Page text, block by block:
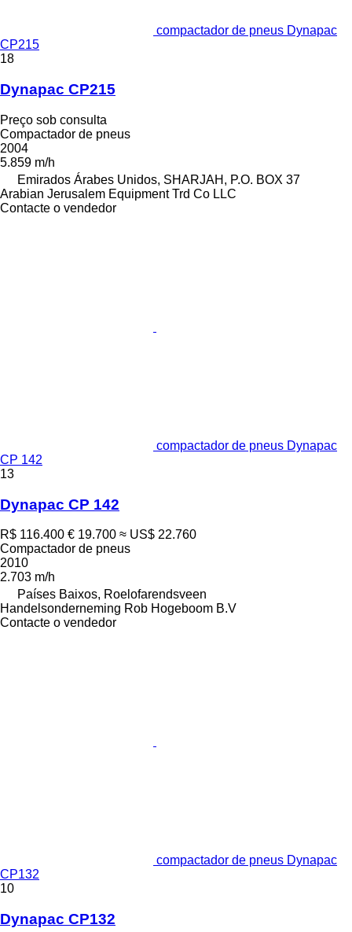
compactador de pneus Dynapac
CP215
18
Dynapac CP215
Preço sob consulta
Compactador de pneus
2004
5.859 m/h
Emirados Árabes Unidos, SHARJAH, P.O. BOX 37
Arabian Jerusalem Equipment Trd Co LLC
Contacte o vendedor
compactador de pneus Dynapac
CP 142
13
Dynapac CP 142
R$ 116.400 € 19.700 ≈ US$ 22.760
Compactador de pneus
2010
2.703 m/h
Países Baixos, Roelofarendsveen
Handelsonderneming Rob Hogeboom B.V
Contacte o vendedor
compactador de pneus Dynapac
CP132
10
Dynapac CP132